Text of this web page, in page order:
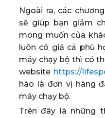
Ngoài ra, các
sẽ giúp bạn giảm
mong muốn của
luôn có giá cả phù
máy chạy bộ thì có
website https://
hào là đơn vị hàng
máy chạy bộ.
Trên đây là những